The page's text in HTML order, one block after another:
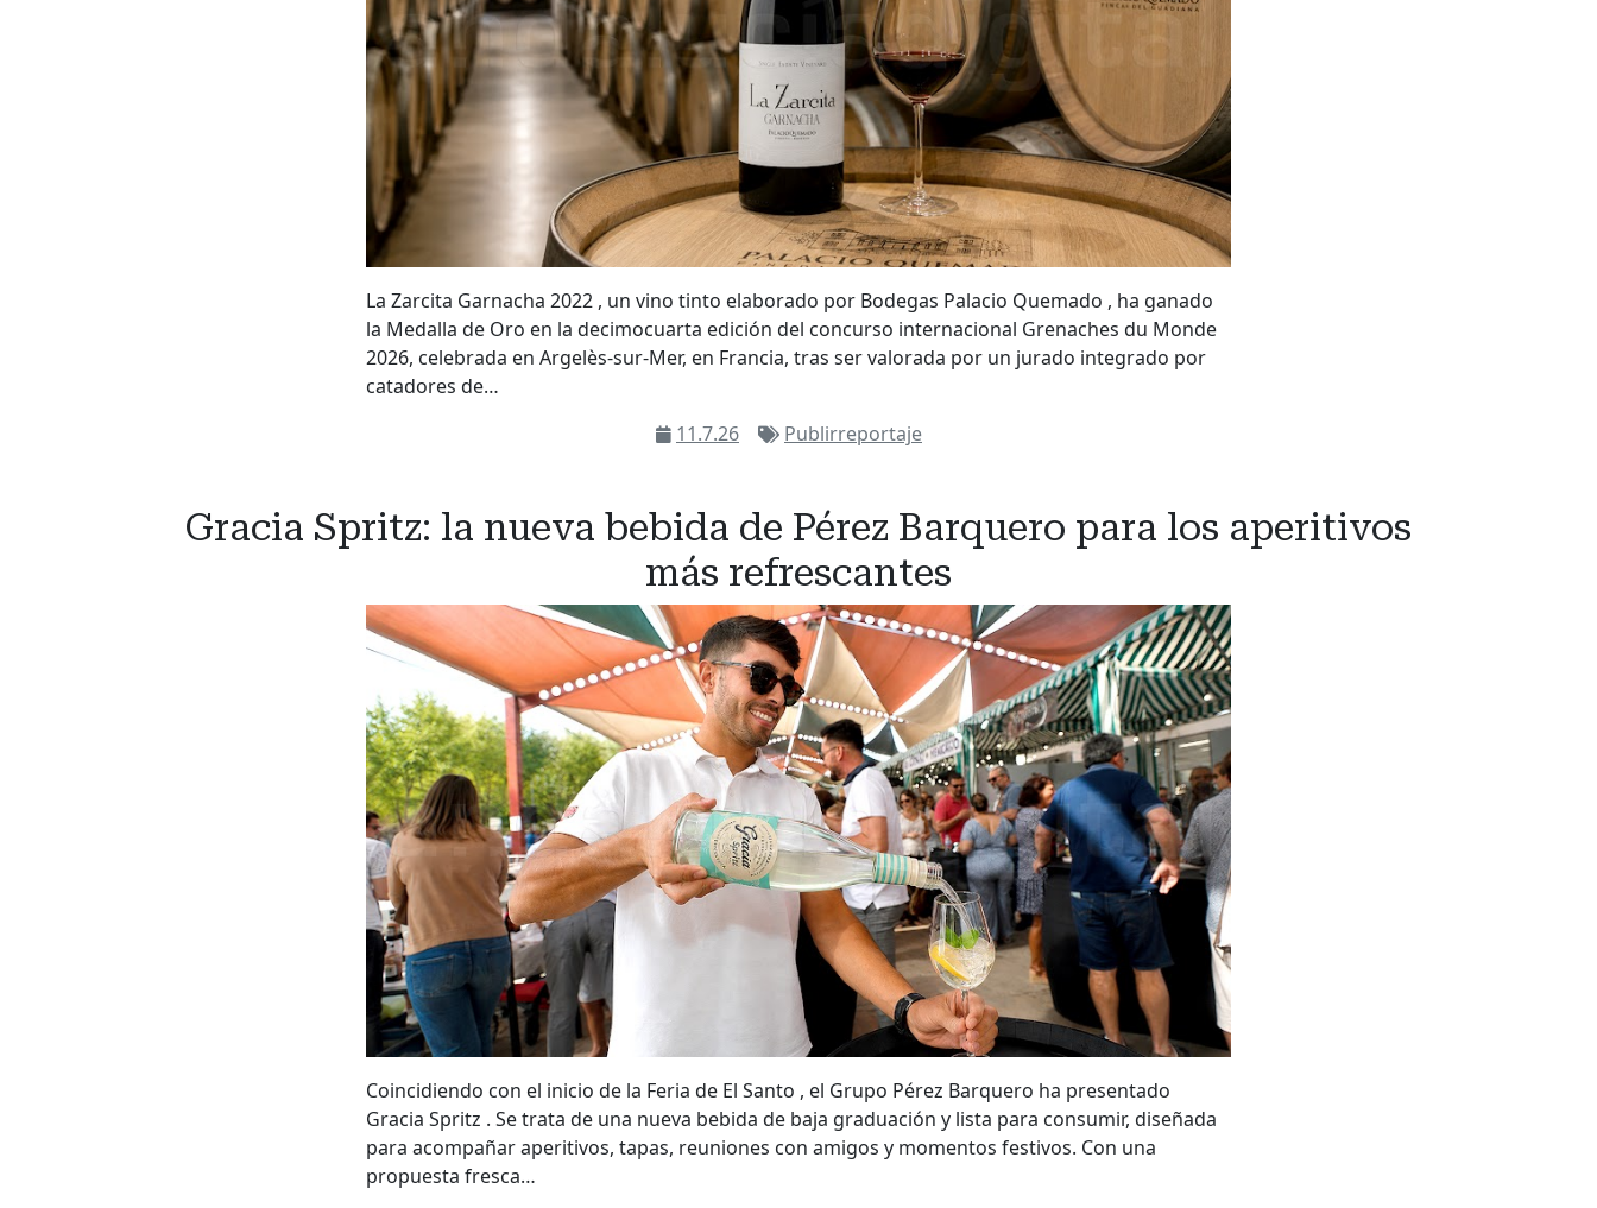
La Zarcita Garnacha 2022 , un vino tinto elaborado por Bodegas Palacio Quemado , ha ganado
la Medalla de Oro en la decimocuarta edición del concurso internacional Grenaches du Monde
2026, celebrada en Argelès-sur-Mer, en Francia, tras ser valorada por un jurado integrado por
catadores de…
11.7.26
Publirreportaje
Gracia Spritz: la nueva bebida de Pérez Barquero para los aperitivos
más refrescantes
Coincidiendo con el inicio de la Feria de El Santo , el Grupo Pérez Barquero ha presentado
Gracia Spritz . Se trata de una nueva bebida de baja graduación y lista para consumir, diseñada
para acompañar aperitivos, tapas, reuniones con amigos y momentos festivos. Con una
propuesta fresca…